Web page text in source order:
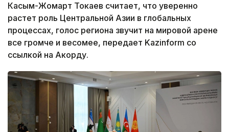
Касым-Жомарт Токаев считает, что уверенно
растет роль Центральной Азии в глобальных
процессах, голос региона звучит на мировой арене
все громче и весомее, передает Kazinform со
ссылкой на Акорду.